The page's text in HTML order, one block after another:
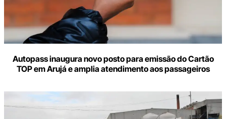
Autopass inaugura novo posto para emissão do Cartão
TOP em Arujá e amplia atendimento aos passageiros